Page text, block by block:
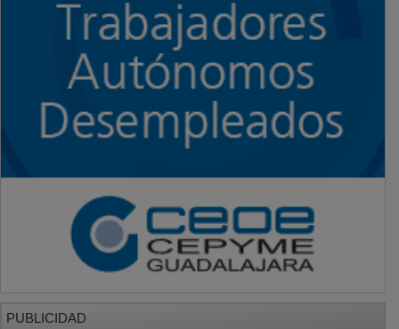
PUBLICIDAD